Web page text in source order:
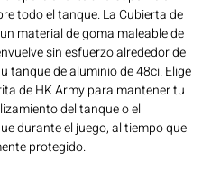
todo el tanque. La Cubierta de
material de goma maleable de
sin esfuerzo alrededor de
tanque de aluminio de 48ci. Elige
de HK Army para mantener tu
del tanque o el
durante el juego, al tiempo que
protegido.